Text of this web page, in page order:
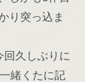
り突っ込ま
回久しぶりに
緒くたに記